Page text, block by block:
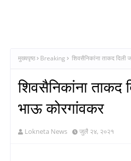
मुख्यपृष्ठ Breaking शिवसैनिकांना ताकद दिली
शिवसैनिकांना ताकद
भाऊ कोरगांवकर
Lokneta News जुलै २४, २०२१